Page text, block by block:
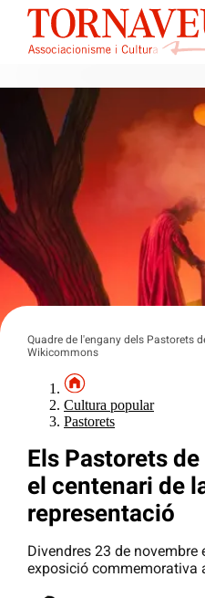
Quadre de l'engany dels Pastorets
Wikicommons
Cultura popular
Pastorets
Els Pastorets
el centenari de
representació
Divendres 23 de
exposició commemorativa